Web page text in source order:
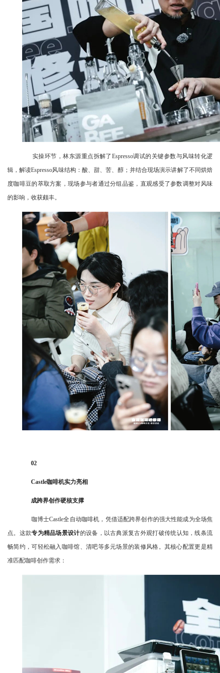
实操环节，林东源重点拆解了Espresso调试的关键参数与风味转化逻
辑，解读Espresso风味结构：酸、甜、苦、醇；并结合现场演示讲解了不同烘焙
度咖啡豆的萃取方案，现场参与者通过分组品鉴，直观感受了参数调整对风味
的影响，收获颇丰。
02
Castle咖啡机实力亮相
成跨界创作硬核支撑
咖博士Castle全自动咖啡机，凭借适配跨界创作的强大性能成为全场焦
点。这款专为精品场景设计的设备，以古典派复古外观打破传统认知，线条流
畅简约，可轻松融入咖啡馆、清吧等多元场景的装修风格。其核心配置更是精
准匹配咖啡创作需求：